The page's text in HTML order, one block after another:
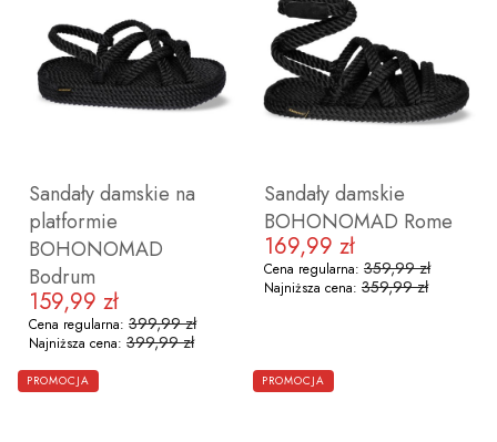
36 37 38 39 40 41 42 36 37 38 39 40 41
Sandały damskie na
platformie
BOHONOMAD
Bodrum
Cena promocyjna
159,99 zł
Cena regularna: 399,99 zł
Najniższa cena: 399,99 zł
ZOBACZ PRODUKT
Sandały damskie
BOHONOMAD Rome
Cena promocyjna
169,99 zł
Cena regularna: 359,99 zł
Najniższa cena: 359,99 zł
PROMOCJA PROMOCJA